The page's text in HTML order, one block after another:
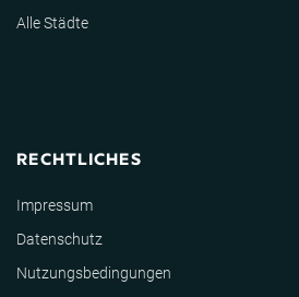
Alle Städte
RECHTLICHES
Impressum
Datenschutz
Nutzungsbedingungen